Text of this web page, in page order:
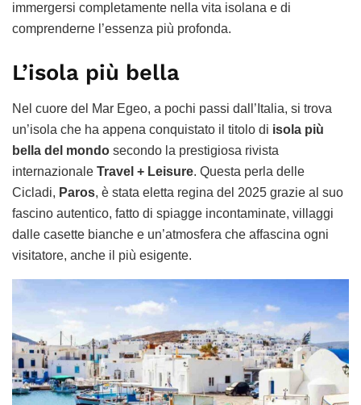
immergersi completamente nella vita isolana e di
comprenderne l’essenza più profonda.
L’isola più bella
Nel cuore del Mar Egeo, a pochi passi dall’Italia, si trova
un’isola che ha appena conquistato il titolo di isola più
bella del mondo secondo la prestigiosa rivista
internazionale Travel + Leisure. Questa perla delle
Cicladi, Paros, è stata eletta regina del 2025 grazie al suo
fascino autentico, fatto di spiagge incontaminate, villaggi
dalle casette bianche e un’atmosfera che affascina ogni
visitatore, anche il più esigente.